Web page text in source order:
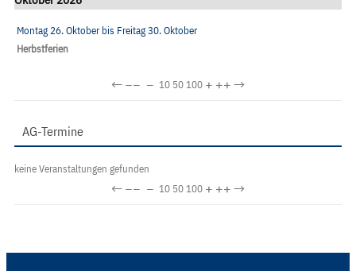
Montag 26. Oktoberbis Freitag 30. Oktober
Herbstferien
←−− − 10 50100 + ++→
AG-Termine
keine Veranstaltungen gefunden
←−− − 10 50100 + ++→